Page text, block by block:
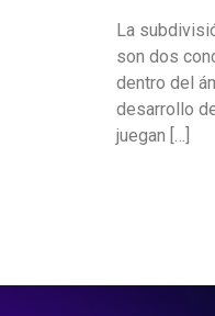
La
son dos
dentro del
desarrollo
juegan